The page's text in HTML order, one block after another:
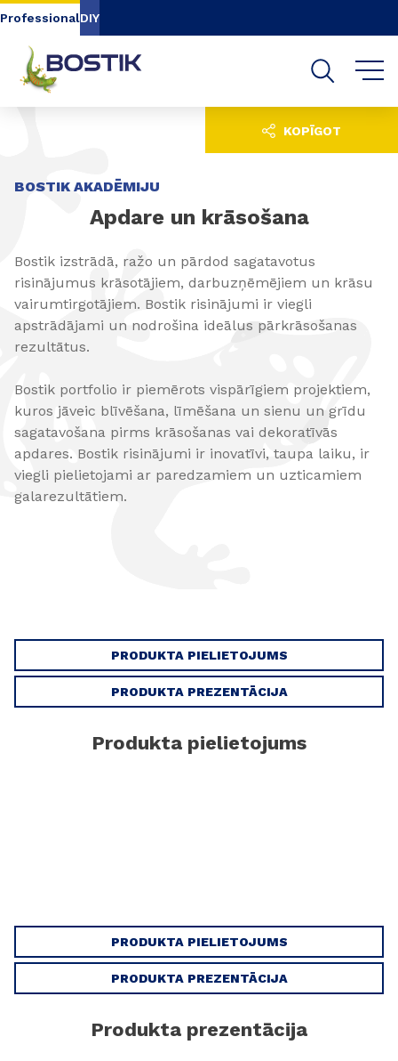
Go to content
ProfessionalDIY
BOSTIK AKADĒMIJU
Apdare un krāsošana
Bostik izstrādā, ražo un pārdod sagatavotus
risinājumus krāsotājiem, darbuzņēmējiem un krāsu
vairumtirgotājiem. Bostik risinājumi ir viegli
apstrādājami un nodrošina ideālus pārkrāsošanas
rezultātus.
Bostik portfolio ir piemērots vispārīgiem projektiem,
kuros jāveic blīvēšana, līmēšana un sienu un grīdu
sagatavošana pirms krāsošanas vai dekoratīvās
apdares. Bostik risinājumi ir inovatīvi, taupa laiku, ir
viegli pielietojami ar paredzamiem un uzticamiem
galarezultātiem.
KOPĪGOT
PRODUKTA PIELIETOJUMS
PRODUKTA PREZENTĀCIJA
Produkta pielietojums
PRODUKTA PIELIETOJUMS
PRODUKTA PREZENTĀCIJA
Produkta prezentācija